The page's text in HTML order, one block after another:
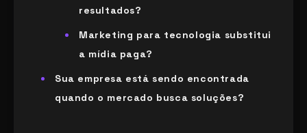
resultados?
Marketing para tecnologia substitui
a mídia paga?
Sua empresa está sendo encontrada
quando o mercado busca soluções?